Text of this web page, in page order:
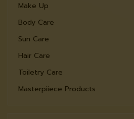
Make Up
Body Care
Sun Care
Hair Care
Toiletry Care
Masterpiiece Products